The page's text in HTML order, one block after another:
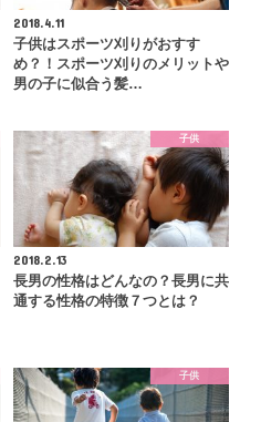
2018.4.11
子供はスポーツ刈りがおすす
め？！スポーツ刈りのメリットや
男の子に似合う髪…
子供
2018.2.13
長男の性格はどんなの？長男に共
通する性格の特徴７つとは？
子供